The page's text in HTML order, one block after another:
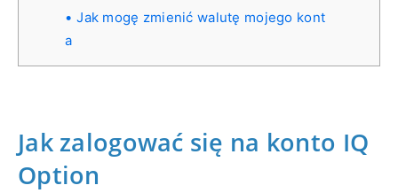
Jak mogę zmienić walutę mojego kont
a
Jak zalogować się na konto IQ
Option